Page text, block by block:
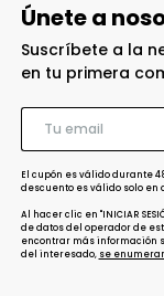
Únete a
Suscríbete a la
en tu primera
El cupón es válido durante
descuento es válido solo en
Al hacer clic en "INICIAR
de datos del operador de
encontrar más información
del interesado, se